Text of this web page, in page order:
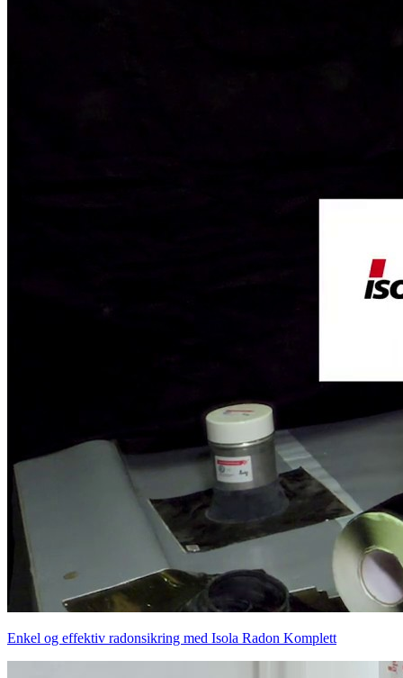
Enkel og effektiv radonsikring med Isola Radon Komplett